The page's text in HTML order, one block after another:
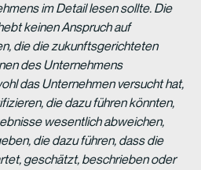
im Detail lesen sollte. Die
keinen Anspruch auf
die die zukunftsgerichteten
des Unternehmens
das Unternehmen versucht hat,
die dazu führen könnten,
wesentlich abweichen,
die dazu führen, dass die
geschätzt, beschrieben oder